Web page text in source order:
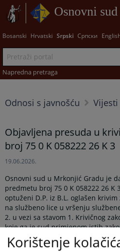
Osnovni
Bosanski Hrvatski Srpski Српски
Napredna pretraga
Odnosi s javnošću Vijesti
Objavljena presuda u
broj 75 0 K 058222 26 K 3
19.06.2026.
Osnovni sud u Mrkonjić Gradu je
predmetu broj 75 0 K 058222 26 K
optuženi D.P. iz B.L. oglašen
na službeno lice u vršenju
2. u vezi sa stavom 1. Krivičnog
koje ga je sud primjenom istih
43, 46. i 52.Krivičnog zakonika
kaznu zatvora u trajanju od 9
Korištenje